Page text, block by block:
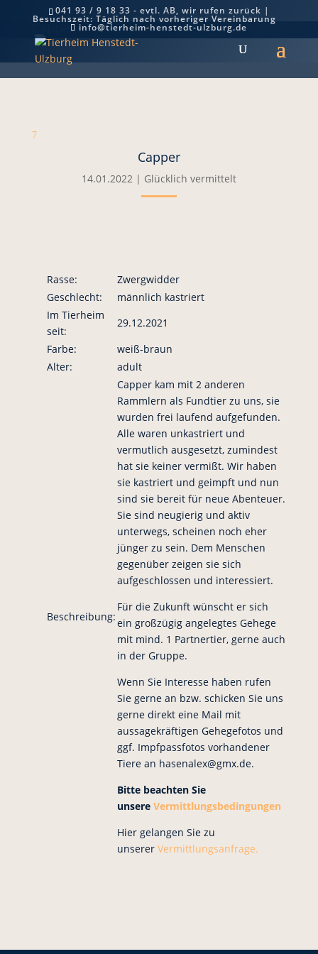
041 93 / 9 18 33 - evtl. AB, wir rufen zurück |
Besuchszeit: Täglich nach vorheriger Vereinbarung
info@tierheim-henstedt-ulzburg.de
Capper
7
Capper
14.01.2022| Glücklich vermittelt
Rasse:
Zwergwidder
Geschlecht:
männlich kastriert
Im Tierheim
seit:
29.12.2021
Farbe:
weiß-braun
Alter:
adult
Beschreibung:
Capper kam mit 2 anderen
Rammlern als Fundtier zu uns, sie
wurden frei laufend aufgefunden.
Alle waren unkastriert und
vermutlich ausgesetzt, zumindest
hat sie keiner vermißt. Wir haben
sie kastriert und geimpft und nun
sind sie bereit für neue Abenteuer.
Sie sind neugierig und aktiv
unterwegs, scheinen noch eher
jünger zu sein. Dem Menschen
gegenüber zeigen sie sich
aufgeschlossen und interessiert.
Für die Zukunft wünscht er sich
ein großzügig angelegtes Gehege
mit mind. 1 Partnertier, gerne auch
in der Gruppe.
Wenn Sie Interesse haben rufen
Sie gerne an bzw. schicken Sie uns
gerne direkt eine Mail mit
aussagekräftigen Gehegefotos und
ggf. Impfpassfotos vorhandener
Tiere an hasenalex@gmx.de.
Bitte beachten Sie
unsere Vermittlungsbedingungen
Hier gelangen Sie zu
unserer Vermittlungsanfrage.